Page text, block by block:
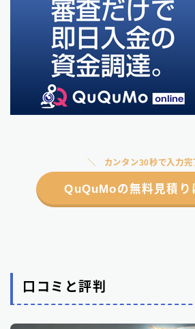
カンタン30秒で入力完
QuQuMoの無料見積り
口コミと評判